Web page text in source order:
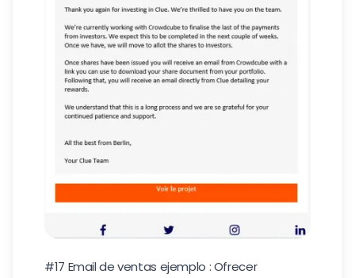
#17 Email de ventas ejemplo : Ofrecer